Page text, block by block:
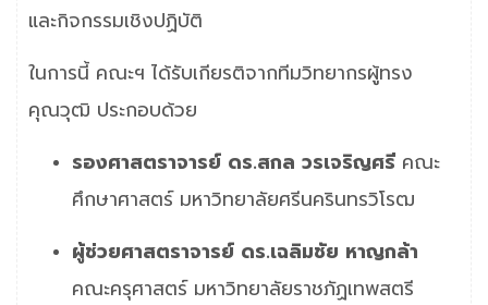
และกิจกรรมเชิงปฏิบัติ
ในการนี้ คณะฯ ได้รับเกียรติจากทีมวิทยากรผู้ทรง
คุณวุฒิ ประกอบด้วย
รองศาสตราจารย์ ดร.สกล วรเจริญศรี คณะ
ศึกษาศาสตร์ มหาวิทยาลัยศรีนครินทรวิโรฒ
ผู้ช่วยศาสตราจารย์ ดร.เฉลิมชัย หาญกล้า
คณะครุศาสตร์ มหาวิทยาลัยราชภัฏเทพสตรี